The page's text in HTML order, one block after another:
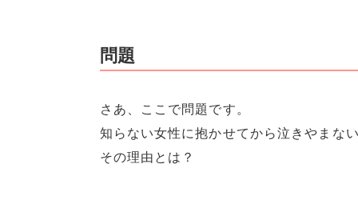
問題
さあ、ここで問題です。
知らない女性に抱かせてから泣きやまない
その理由とは？